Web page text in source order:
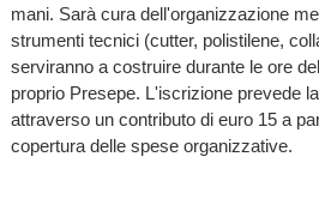
mani. Sarà cura dell'organizzazione
strumenti tecnici (cutter, polistilene,
serviranno a costruire durante le ore
proprio Presepe. L'iscrizione prevede
attraverso un contributo di euro 15 a
copertura delle spese organizzative.